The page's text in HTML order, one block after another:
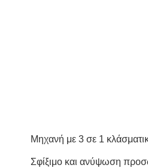
Μηχανή με 3 σε 1
Σφίξιμο και ανύψωση